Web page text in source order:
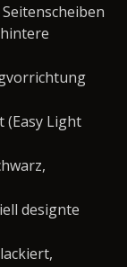
(Easy Light
designte